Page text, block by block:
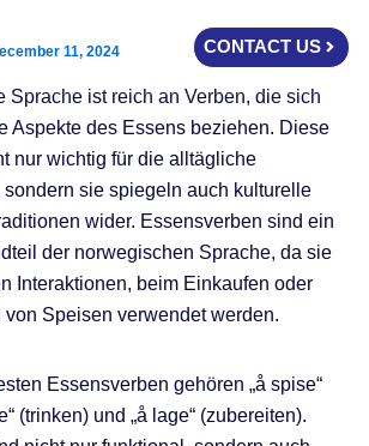
CONTACT US
11, 2024
Sprache ist reich an Verben, die sich
Aspekte des Essens beziehen. Diese
nur wichtig für die alltägliche
sondern sie spiegeln auch kulturelle
wider. Essensverben sind ein
der norwegischen Sprache, da sie
Interaktionen, beim Einkaufen oder
von Speisen verwendet werden.
Essensverben gehören „å spise“
(trinken) und „å lage“ (zubereiten).